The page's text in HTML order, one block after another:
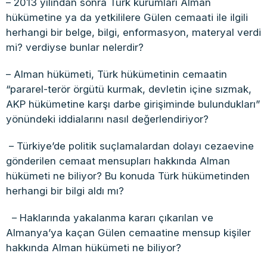
– 2013 yılından sonra Türk kurumları Alman
hükümetine ya da yetkililere Gülen cemaati ile ilgili
herhangi bir belge, bilgi, enformasyon, materyal verdi
mi? verdiyse bunlar nelerdir?
– Alman hükümeti, Türk hükümetinin cemaatin
“pararel-terör örgütü kurmak, devletin içine sızmak,
AKP hükümetine karşı darbe girişiminde bulundukları”
yönündeki iddialarını nasıl değerlendiriyor?
– Türkiye’de politik suçlamalardan dolayı cezaevine
gönderilen cemaat mensupları hakkında Alman
hükümeti ne biliyor? Bu konuda Türk hükümetinden
herhangi bir bilgi aldı mı?
– Haklarında yakalanma kararı çıkarılan ve
Almanya’ya kaçan Gülen cemaatine mensup kişiler
hakkında Alman hükümeti ne biliyor?